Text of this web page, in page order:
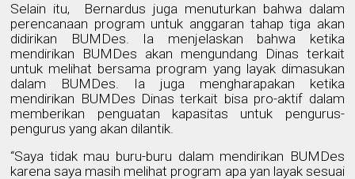
Selain itu,
Bernardus juga menuturkan bahwa dalam
perencanaan program untuk anggaran tahap tiga akan
didirikan BUMDes. Ia menjelaskan bahwa ketika
mendirikan BUMDes akan mengundang Dinas terkait
untuk melihat bersama program yang layak dimasukan
dalam BUMDes. Ia juga mengharapakan ketika
mendirikan BUMDes Dinas terkait bisa pro-aktif dalam
memberikan penguatan kapasitas untuk pengurus-
pengurus yang akan dilantik.
“Saya tidak mau buru-buru dalam mendirikan BUMDes
karena saya masih melihat program apa yan layak sesuai